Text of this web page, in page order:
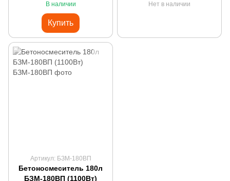
В наличии
Купить
Нет в наличии
Артикул: БЗМ-180ВП
Бетоносмеситель 180л
БЗМ-180ВП (1100Вт)